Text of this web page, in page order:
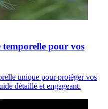
temporelle pour vos
unique pour protéger vos
détaillé et engageant.